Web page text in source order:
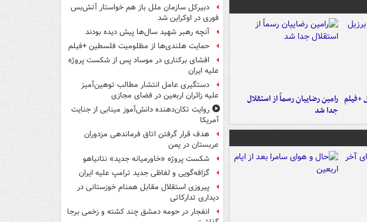
+فیلم رامین رضاییان رسماً از استقلال
جدا شد
دبیرکل سازمان ملل باز هم خواستار آتش‌بس
فوری در اوکراین شد
آنچه رهبر شهید سال‌ها پیش دیده بودند
حمایت هلندی‌ها از مظلومیت فلسطین +فیلم
افشای برکناری در موساد پس از شکست پروژه
علیه ایران
دستگیری عامل انتشار مطالب توهین‌آمیز
علیه زائران اربعین در فضای مجازی
روایت تکان‌دهنده دانش‌آموز مینابی از جنایت
آمریکا
هدف قرار گرفتن اتاق‌ فرماندهی مزدوران
عربستان در یمن
شکست پروژه «خاورمیانه جدید» نتانیاهو
گزافه‌گویی و لفاظی جدید ترامپ علیه ایران
پیروزی استقلال مقابل همنام خوزستانی در
دیداری تدارکاتی
انفجار در حومه دمشق چند کشته و زخمی برجا